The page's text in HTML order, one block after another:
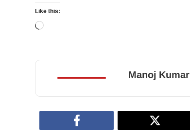
Like this:
Loading…
Manoj Kumar